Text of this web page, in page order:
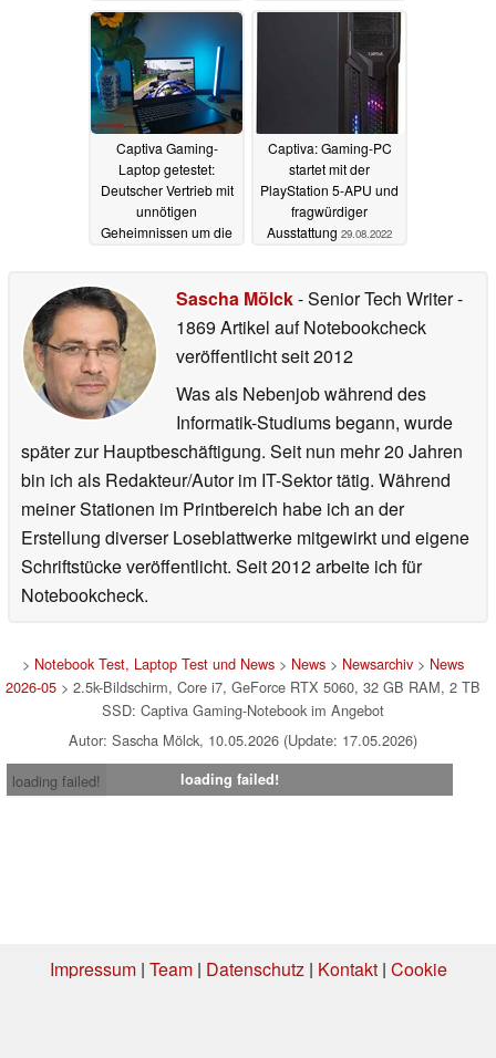
02.01.2025
Captiva Gaming-
Laptop getestet:
Deutscher Vertrieb mit
unnötigen
Geheimnissen um die
Captiva: Gaming-PC
startet mit der
PlayStation 5-APU und
fragwürdiger
Ausstattung 29.08.2022
Sascha Mölck- Senior Tech Writer-
1869 Artikel auf Notebookcheck
veröffentlichtseit 2012
Was als Nebenjob während des
Informatik-Studiums begann, wurde
später zur Hauptbeschäftigung. Seit nun mehr 20 Jahren
bin ich als Redakteur/Autor im IT-Sektor tätig. Während
meiner Stationen im Printbereich habe ich an der
Erstellung diverser Loseblattwerke mitgewirkt und eigene
Schriftstücke veröffentlicht. Seit 2012 arbeite ich für
Notebookcheck.
> Notebook Test, Laptop Test und News> News> Newsarchiv> News
2026-05> 2.5k-Bildschirm, Core i7, GeForce RTX 5060, 32 GB RAM, 2 TB
SSD: Captiva Gaming-Notebook im Angebot
Autor: Sascha Mölck, 10.05.2026 (Update: 17.05.2026)
loading failed!
loading failed!
Impressum| Team| Datenschutz| Kontakt| Cookie